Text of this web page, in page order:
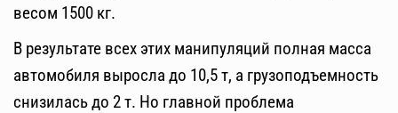
весом 1500 кг.
В результате всех этих манипуляций полная масса
автомобиля выросла до 10,5 т, а грузоподъемность
снизилась до 2 т. Но главной проблема